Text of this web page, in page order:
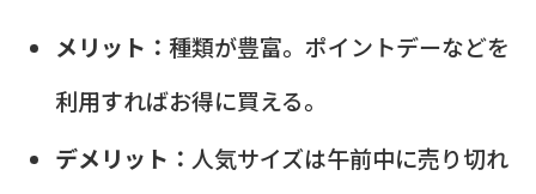
メリット： 種類が豊富。ポイントデーなどを
利用すればお得に買える。
デメリット： 人気サイズは午前中に売り切れ